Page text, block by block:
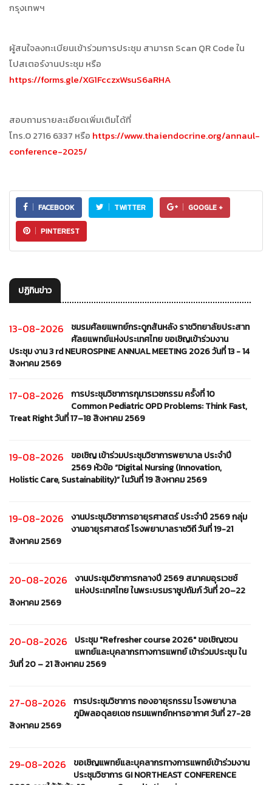
กรุงเทพฯ
ผู้สนใจลงทะเบียนเข้าร่วมการประชุม สามารถ Scan QR Code ใน
โปสเตอร์งานประชุม หรือ
https://forms.gle/XG1FcczxWsuS6aRHA
สอบถามรายละเอียดเพิ่มเติมได้ที่
โทร.0 2716 6337 หรือ https://www.thaiendocrine.org/annaul-
conference-2025/
FACEBOOK TWITTER GOOGLE +
PINTEREST
ปฏิทินข่าว
13-08-2026
ชมรมศัลยแพทย์กระดูกสันหลัง ราชวิทยาลัยประสาท
ศัลยแพทย์แห่งประเทศไทย ขอเชิญเข้าร่วมงาน
ประชุม งาน 3 rd NEUROSPINE ANNUAL MEETING 2026 วันที่ 13 - 14
สิงหาคม 2569
17-08-2026
การประชุมวิชาการกุมารเวชกรรม ครั้งที่ 10
Common Pediatric OPD Problems: Think Fast,
Treat Right วันที่ 17–18 สิงหาคม 2569
19-08-2026
ขอเชิญ เข้าร่วมประชุมวิชาการพยาบาล ประจำปี
2569 หัวข้อ “Digital Nursing (Innovation,
Holistic Care, Sustainability)” ในวันที่ 19 สิงหาคม 2569
19-08-2026
งานประชุมวิชาการอายุรศาสตร์ ประจำปี 2569 กลุ่ม
งานอายุรศาสตร์ โรงพยาบาลราชวิถี วันที่ 19-21
สิงหาคม 2569
20-08-2026
งานประชุมวิชาการกลางปี 2569 สมาคมอุรเวชช์
แห่งประเทศไทย ในพระบรมราชูปถัมภ์ วันที่ 20–22
สิงหาคม 2569
20-08-2026
ประชุม "Refresher course 2026" ขอเชิญชวน
แพทย์และบุคลากรทางการแพทย์ เข้าร่วมประชุม ใน
วันที่ 20 – 21 สิงหาคม 2569
27-08-2026
การประชุมวิชาการ กองอายุรกรรม โรงพยาบาล
ภูมิพลอดุลยเดช กรมแพทย์ทหารอากาศ วันที่ 27-28
สิงหาคม 2569
29-08-2026
ขอเชิญแพทย์และบุคลากรทางการแพทย์เข้าร่วมงาน
ประชุมวิชาการ GI NORTHEAST CONFERENCE